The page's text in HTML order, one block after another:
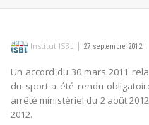
Institut ISBL | 27 septembre 2012
Un accord du 30 mars 2011
du sport a été rendu
arrêté ministériel du 2 août
2012.